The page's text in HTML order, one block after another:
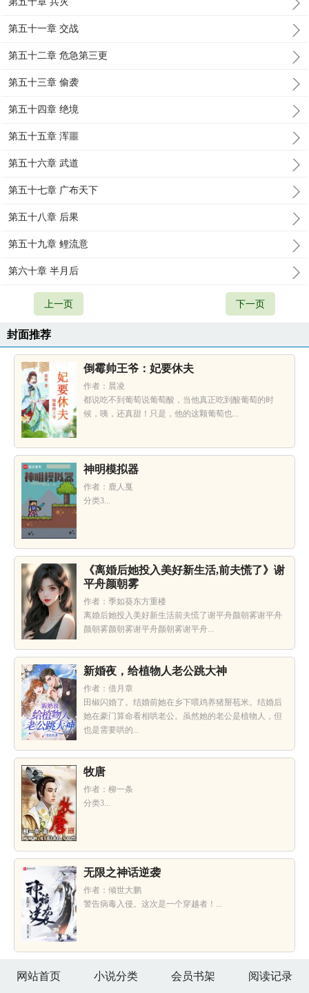
第五十一章 交战
第五十二章 危急第三更
第五十三章 偷袭
第五十四章 绝境
第五十五章 浑噩
第五十六章 武道
第五十七章 广布天下
第五十八章 后果
第五十九章 鲤流意
第六十章 半月后
上一页 下一页
封面推荐
倒霉帅王爷：妃要休夫
作者：晨凌
都说吃不到葡萄说葡萄酸，当他真正吃到酸葡萄的时
候，咦，还真甜！只是，他的这颗葡萄也...
神明模拟器
作者：鹿人戛
分类3...
《离婚后她投入美好新生活,前夫慌了》谢
平舟颜朝雾
作者：季如葵东方重楼
离婚后她投入美好新生活前夫慌了谢平舟颜朝雾谢平舟
颜朝雾颜朝雾谢平舟颜朝雾谢平舟...
新婚夜，给植物人老公跳大神
作者：借月章
田椒闪婚了。结婚前她在乡下喂鸡养猪掰苞米。结婚后
她在豪门算命看相哄老公。虽然她的老公是植物人，但
也是需要哄的...
牧唐
作者：柳一条
分类3...
无限之神话逆袭
作者：倾世大鹏
警告病毒入侵。这次是一个穿越者！...
网站首页 小说分类 会员书架 阅读记录